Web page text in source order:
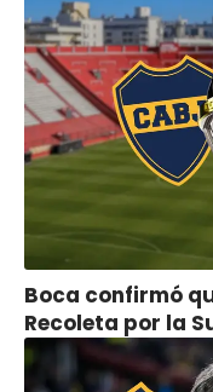
Boca confirmó
Recoleta por la